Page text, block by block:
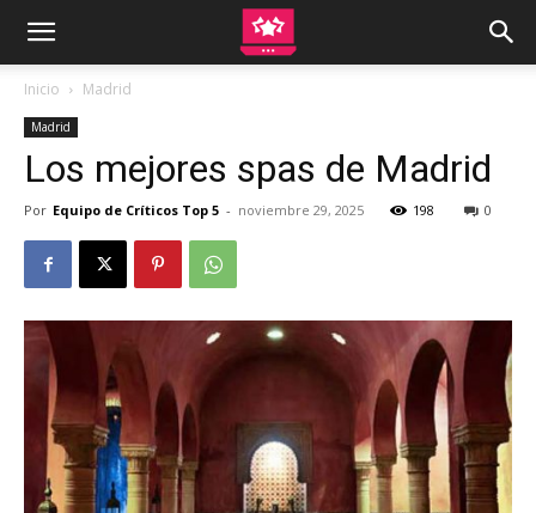
Inicio Madrid
Madrid
Los mejores spas de Madrid
Por Equipo de Críticos Top 5 - noviembre 29, 2025 198 0